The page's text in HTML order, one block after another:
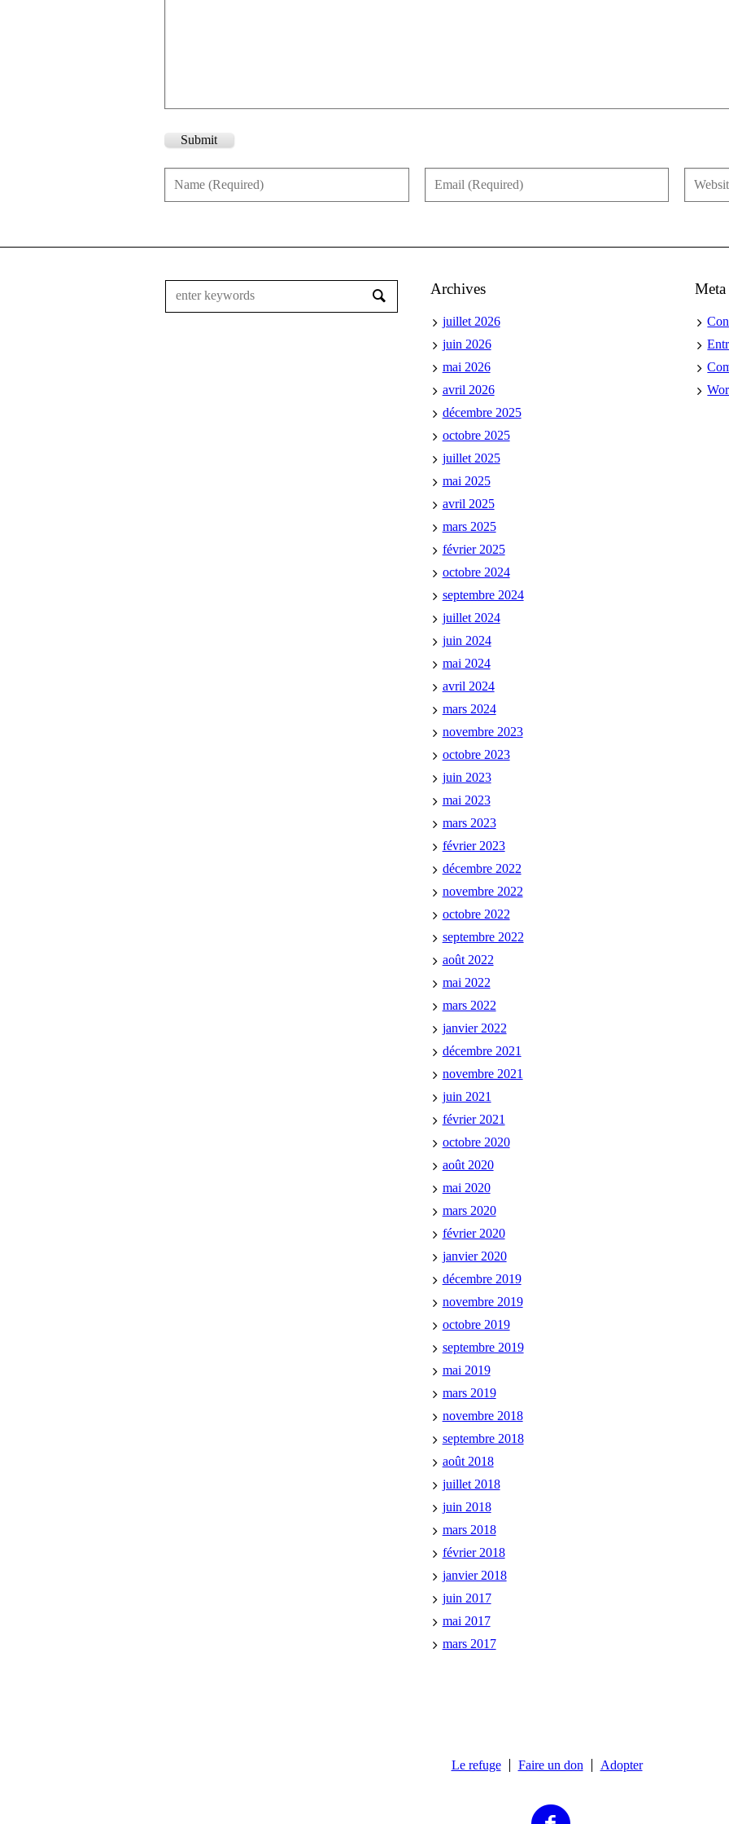
Submit
Archives
juillet 2026
juin 2026
mai 2026
avril 2026
décembre 2025
octobre 2025
juillet 2025
mai 2025
avril 2025
mars 2025
février 2025
octobre 2024
septembre 2024
juillet 2024
juin 2024
mai 2024
avril 2024
mars 2024
novembre 2023
octobre 2023
juin 2023
mai 2023
mars 2023
février 2023
décembre 2022
novembre 2022
octobre 2022
septembre 2022
août 2022
mai 2022
mars 2022
janvier 2022
décembre 2021
novembre 2021
juin 2021
février 2021
octobre 2020
août 2020
mai 2020
mars 2020
février 2020
janvier 2020
décembre 2019
novembre 2019
octobre 2019
septembre 2019
mai 2019
mars 2019
novembre 2018
septembre 2018
août 2018
juillet 2018
juin 2018
mars 2018
février 2018
janvier 2018
juin 2017
mai 2017
mars 2017
Meta
Le refuge Faire un don Adopter